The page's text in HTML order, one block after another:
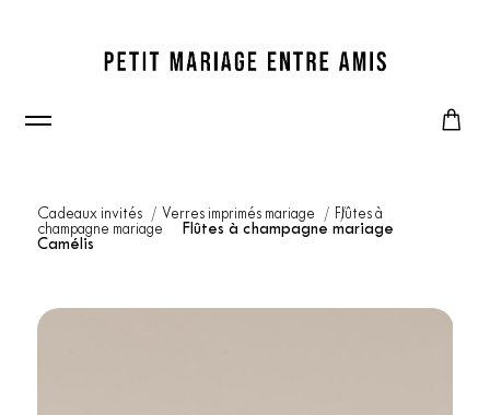
Cadeaux invités Verres imprimés mariage
Flûtes à
champagne mariage
Flûtes à champagne mariage
Camélis